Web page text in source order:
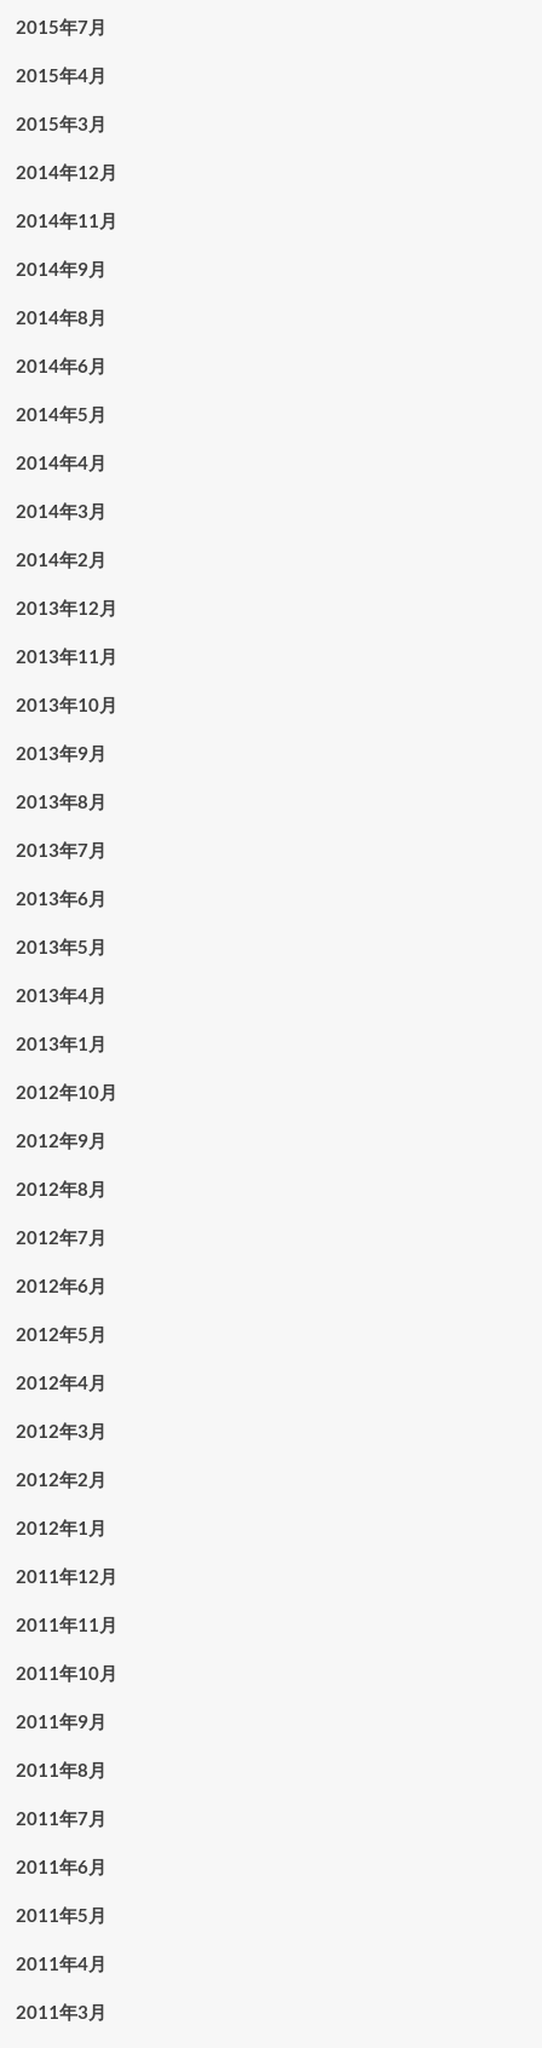
2015年7月
2015年4月
2015年3月
2014年12月
2014年11月
2014年9月
2014年8月
2014年6月
2014年5月
2014年4月
2014年3月
2014年2月
2013年12月
2013年11月
2013年10月
2013年9月
2013年8月
2013年7月
2013年6月
2013年5月
2013年4月
2013年1月
2012年10月
2012年9月
2012年8月
2012年7月
2012年6月
2012年5月
2012年4月
2012年3月
2012年2月
2012年1月
2011年12月
2011年11月
2011年10月
2011年9月
2011年8月
2011年7月
2011年6月
2011年5月
2011年4月
2011年3月